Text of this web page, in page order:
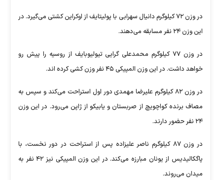
در وزن ۷۲ کیلوگرم دانیال سهرابی با پولیتایف از اوکراین کشتی می‌گیرد. در
این وزن ۲۴ نفر مسابقه می‌دهند.
در وزن ۷۷ کیلوگرم محمدعلی گرایی تیولیوبایف از روسیه را پیش رو
خواهد داشت. در این وزن المپیکی ۴۵ نفر وزن کشی کرده اند.
در وزن ۸۲ کیلوگرم علیرضا مهمدی دور اول استراحت می‌کند و سپس به
مصاف برنده کواچویچ از صربستان و یابیکو از ژاپن می‌رود. در این وزن
۲۴ نفر حضور دارند.
در وزن ۸۷ کیلوگرم ناصر علیزاده پس از استراحت در دور نخست، با
پاگکالیدیس از یونان مبارزه می‌کند. در این وزن المپیکی نیز ۴۲ نفر به
میدان می‌روند.